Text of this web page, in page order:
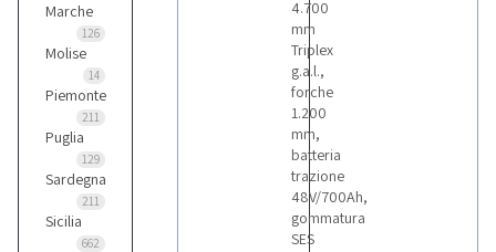
Marche
126
Molise
14
Piemonte
211
Puglia
129
Sardegna
211
Sicilia
662
4.700
mm
Triplex
g.a.l.,
forche
1.200
mm,
batteria
trazione
48V/700Ah,
gommatura
SES